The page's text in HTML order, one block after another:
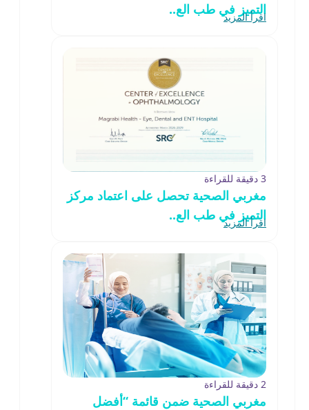
التميز في طب الع..
اقرأ المزيد
3 دقيقة للقراءة
مغربي الصحية تحصل على اعتماد مركز
التميز في طب الع..
اقرأ المزيد
2 دقيقة للقراءة
مغربي الصحية ضمن قائمة “أفضل